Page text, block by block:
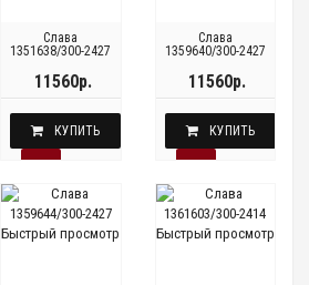
Слава
1351638/300-2427
11560р.
КУПИТЬ
Слава
1359640/300-2427
11560р.
КУПИТЬ
Быстрый просмотр Быстрый просмотр